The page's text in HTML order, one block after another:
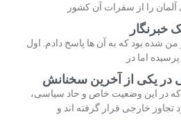
آلمان را از سفرات آن کشور
خبرنگار
شده بود که به آن ها پاسخ دادم. اول
اما در
در یکی از آخرین سخنانش
که در این وضعیت خاص و حاد سیاسی،
خارجی قرار گرفته اند و